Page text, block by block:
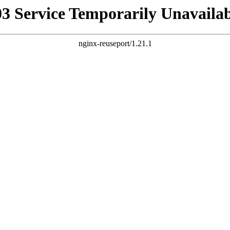
Service Temporarily
nginx-reuseport/1.21.1